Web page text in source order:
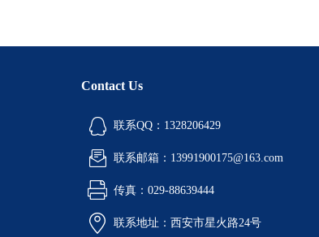
Contact Us
联系QQ：1328206429
联系邮箱：13991900175@163.com
传真：029-88639444
联系地址：西安市星火路24号